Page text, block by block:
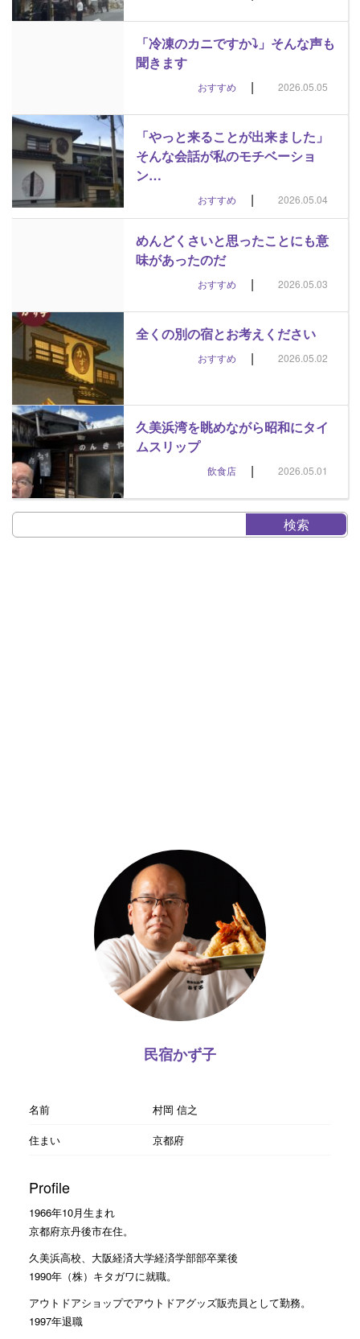
「冷凍のカニですか⤵︎」そんな声も
聞きます
おすすめ | 2026.05.05
「やっと来ることが出来ました」
そんな会話が私のモチベーショ
ン…
おすすめ | 2026.05.04
めんどくさいと思ったことにも意
味があったのだ
おすすめ | 2026.05.03
全くの別の宿とお考えください
おすすめ | 2026.05.02
久美浜湾を眺めながら昭和にタイ
ムスリップ
飲食店 | 2026.05.01
民宿かず子
名前
村岡 信之
住まい
京都府
Profile
1966年10月生まれ
京都府京丹後市在住。
久美浜高校、大阪経済大学経済学部部卒業後
1990年（株）キタガワに就職。
アウトドアショップでアウトドアグッズ販売員として勤務。
1997年退職